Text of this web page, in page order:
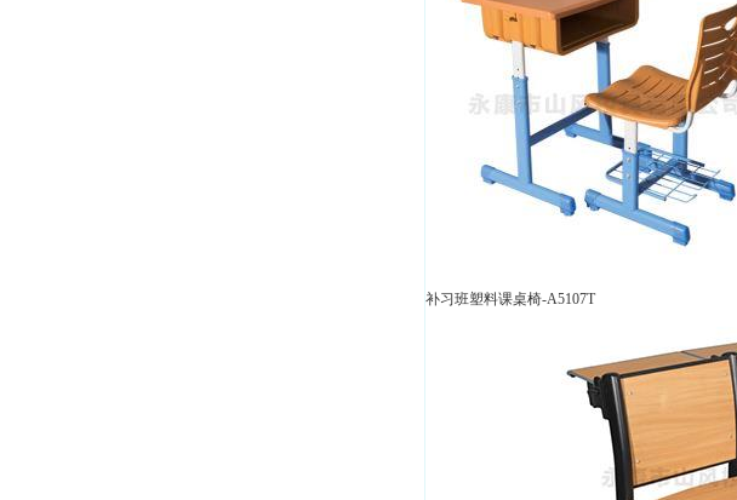
补习班塑料课桌椅-A5107T